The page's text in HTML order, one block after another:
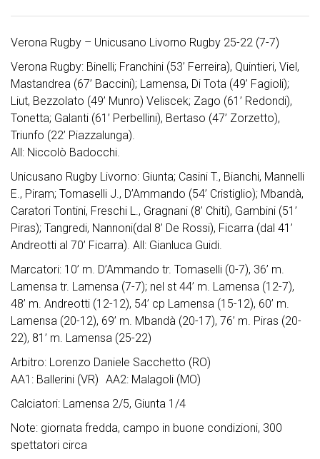
Verona Rugby – Unicusano Livorno Rugby 25-22 (7-7)
Verona Rugby: Binelli; Franchini (53’ Ferreira), Quintieri, Viel,
Mastandrea (67’ Baccini); Lamensa, Di Tota (49’ Fagioli);
Liut, Bezzolato (49’ Munro) Veliscek; Zago (61’ Redondi),
Tonetta; Galanti (61’ Perbellini), Bertaso (47’ Zorzetto),
Triunfo (22’ Piazzalunga).
All: Niccolò Badocchi.
Unicusano Rugby Livorno: Giunta; Casini T., Bianchi, Mannelli
E., Piram; Tomaselli J., D’Ammando (54’ Cristiglio); Mbandà,
Caratori Tontini, Freschi L., Gragnani (8’ Chiti), Gambini (51’
Piras); Tangredi, Nannoni(dal 8’ De Rossi), Ficarra (dal 41’
Andreotti al 70’ Ficarra). All: Gianluca Guidi.
Marcatori: 10’ m. D’Ammando tr. Tomaselli (0-7), 36’ m.
Lamensa tr. Lamensa (7-7); nel st 44’ m. Lamensa (12-7),
48’ m. Andreotti (12-12), 54’ cp Lamensa (15-12), 60’ m.
Lamensa (20-12), 69’ m. Mbandà (20-17), 76’ m. Piras (20-
22), 81’ m. Lamensa (25-22)
Arbitro: Lorenzo Daniele Sacchetto (RO)
AA1: Ballerini (VR) AA2: Malagoli (MO)
Calciatori: Lamensa 2/5, Giunta 1/4
Note: giornata fredda, campo in buone condizioni, 300
spettatori circa